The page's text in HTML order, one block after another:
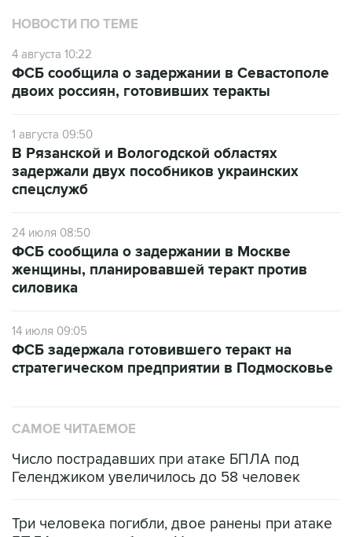
4 августа 10:22
двоих россиян, готовивших теракты
1 августа 09:50
задержали двух пособников украинских
спецслужб
24 июля 08:50
женщины, планировавшей теракт против
силовика
стратегическом предприятии в Подмосковье
Число пострадавших при атаке БПЛА под
Три человека погибли, двое ранены при атаке